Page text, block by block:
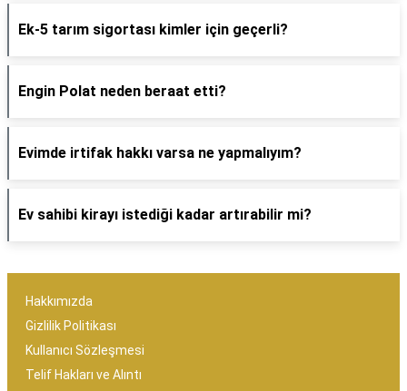
Ek-5 tarım sigortası kimler için geçerli?
Engin Polat neden beraat etti?
Evimde irtifak hakkı varsa ne yapmalıyım?
Ev sahibi kirayı istediği kadar artırabilir mi?
Hakkımızda
Gizlilik Politikası
Kullanıcı Sözleşmesi
Telif Hakları ve Alıntı